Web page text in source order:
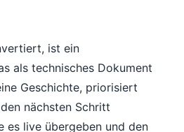
ist ein
als technisches Dokument
Geschichte, priorisiert
nächsten Schritt
es live übergeben und den